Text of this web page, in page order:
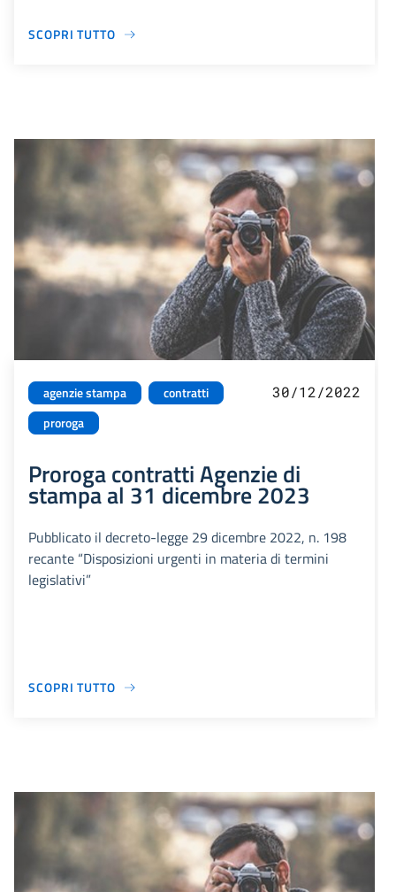
SCOPRI TUTTO
agenzie stampa
contratti
proroga
30/12/2022
Proroga contratti Agenzie di
stampa al 31 dicembre 2023
Pubblicato il decreto-legge 29 dicembre 2022, n. 198
recante “Disposizioni urgenti in materia di termini
legislativi”
SCOPRI TUTTO